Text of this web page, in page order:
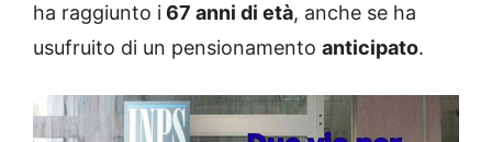
ha raggiunto i67 anni di età, anche se ha
usufruito di un pensionamento anticipato.